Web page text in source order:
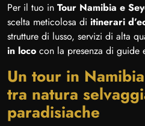
Per il tuo in Tour Namibia e
scelta meticolosa di itinerari
strutture di lusso, servizi di alta
in loco con la presenza di guide
Un tour in
tra natura
paradisiache